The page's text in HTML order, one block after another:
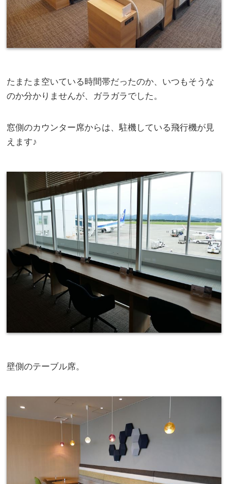
たまたま空いている時間帯だったのか、いつもそうな
のか分かりませんが、ガラガラでした。
窓側のカウンター席からは、駐機している飛行機が見
えます♪
壁側のテーブル席。